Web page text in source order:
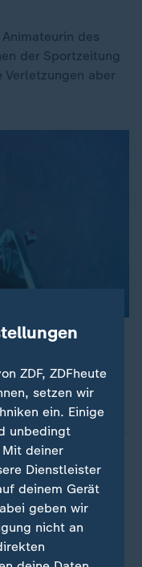
des
der Sportzeitung
aber
und Abenteurer"
Felix Baumgartner
machte
als Kind vom
als Kfz-
ZDF, ZDFheute
setzen wir
ein. Einige
unbedingt
deiner
Dienstleister
deinem Gerät
geben wir
nicht an